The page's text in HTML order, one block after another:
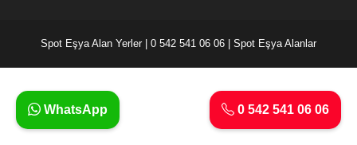
Spot Eşya Alan Yerler | 0 542 541 06 06 | Spot Eşya Alanlar
0 542 541 06 06
WhatsApp